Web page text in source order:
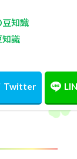
知識
知識